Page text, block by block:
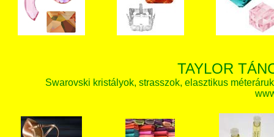
TAYLOR
Swarovski kristályok, strasszok, elasztikus